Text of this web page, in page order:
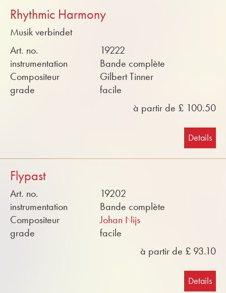
Rhythmic Harmony
Musik verbindet
Art. no.
19222
instrumentation
Bande complète
Compositeur
Gilbert Tinner
grade
facile
à partir de £ 100.50
Details
Flypast
Art. no.
19202
instrumentation
Bande complète
Compositeur
Johan Nijs
grade
facile
à partir de £ 93.10
Details